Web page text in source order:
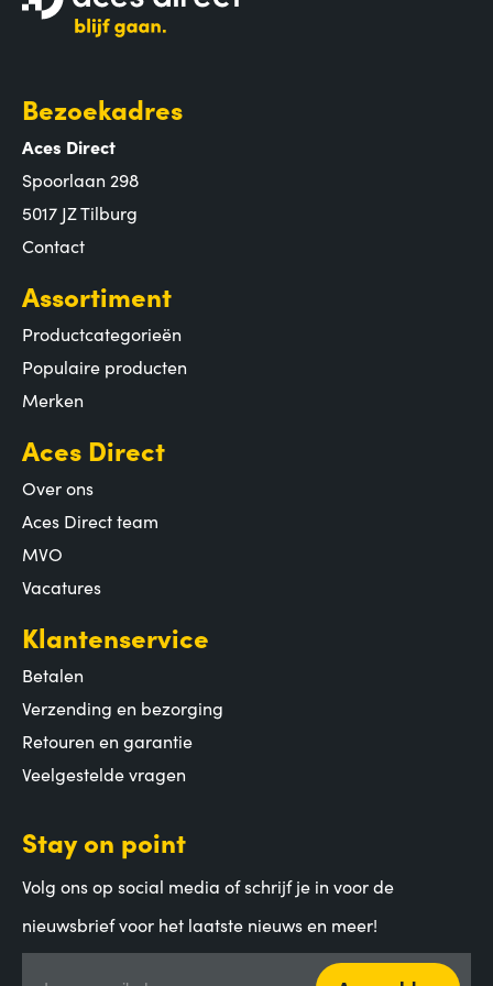
Bezoekadres
Aces Direct
Spoorlaan 298
5017 JZ Tilburg
Contact
Assortiment
Productcategorieën
Populaire producten
Merken
Aces Direct
Over ons
Aces Direct team
MVO
Vacatures
Klantenservice
Betalen
Verzending en bezorging
Retouren en garantie
Veelgestelde vragen
Stay on point
Volg ons op social media of schrijf je in voor de
nieuwsbrief voor het laatste nieuws en meer!